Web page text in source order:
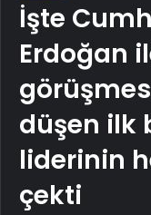
İşte
Erdoğan
düşen ilk
liderinin
çekti